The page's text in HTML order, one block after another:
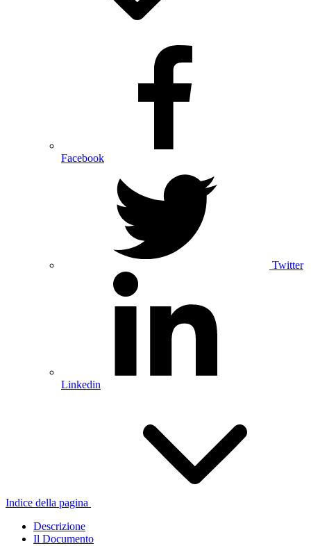
Facebook
Twitter
Linkedin
Indice della pagina
Descrizione
Il Documento